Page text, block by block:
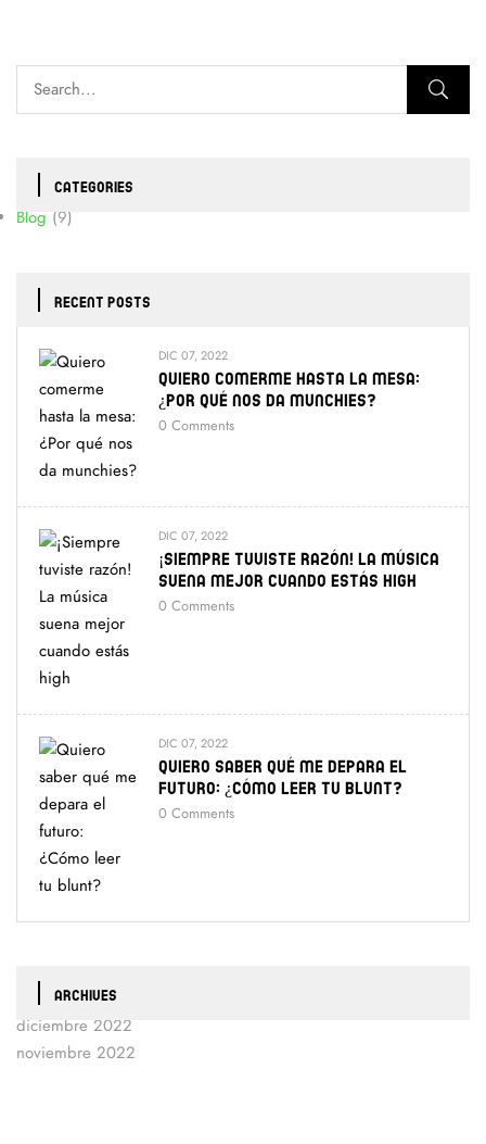
CATEGORIES
Blog (9)
RECENT POSTS
DIC 07, 2022
Quiero Comerme Hasta La Mesa:
¿Por Qué Nos Da Munchies?
0 Comments
DIC 07, 2022
¡Siempre Tuviste Razón! La Música
Suena Mejor Cuando Estás High
0 Comments
DIC 07, 2022
Quiero Saber Qué Me Depara El
Futuro: ¿Cómo Leer Tu Blunt?
0 Comments
ARCHIVES
diciembre 2022
noviembre 2022